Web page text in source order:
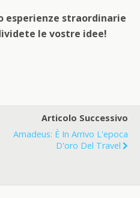
esperienze straordinarie
le vostre idee!
Articolo Successivo
Amadeus: È In Arrivo L'epoca
D'oro Del Travel